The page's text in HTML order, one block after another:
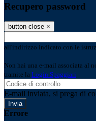
Recupero password
button close ×
all'indirizzo indicato con le
Non hai una e-mail associata al
tramite la Login Spaggiari
E-mail inviata, si prega di
Errore